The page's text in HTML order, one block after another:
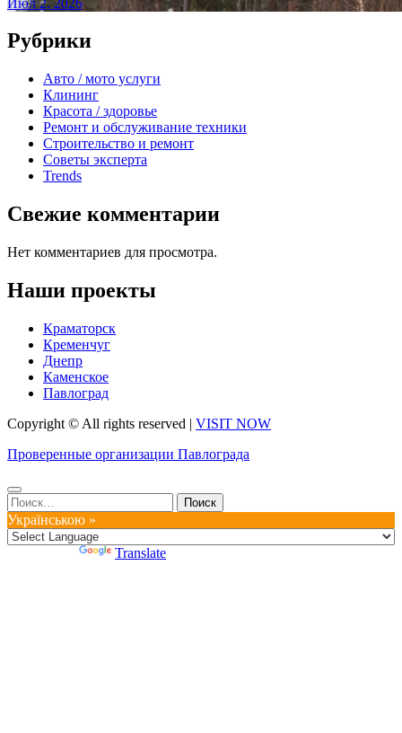
Рубрики
Авто / мото услуги
Клининг
Красота / здоровье
Ремонт и обслуживание техники
Строительство и ремонт
Советы эксперта
Trends
Свежие комментарии
Нет комментариев для просмотра.
Наши проекты
Краматорск
Кременчуг
Днепр
Каменское
Павлоград
Copyright © All rights reserved | VISIT NOW
Проверенные организации Павлограда
Найти:
Українською »
Translate